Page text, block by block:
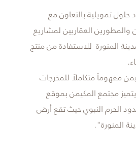
تمويلية بالتعاون مع
والمطورين العقاريين لمشاريع
المنورة للاستفادة من منتج
مفهوماً متكاملاً للمخرجات
مجتمع المكيمن بموقع
الحرم النبوي حيث تقع أرض
المنورة".